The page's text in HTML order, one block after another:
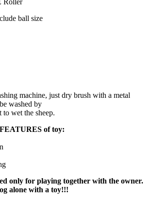
ball size
machine, just dry brush with a metal
washed by
to wet the sheep.
of toy:
only for playing together with the owner.
alone with a toy!!!